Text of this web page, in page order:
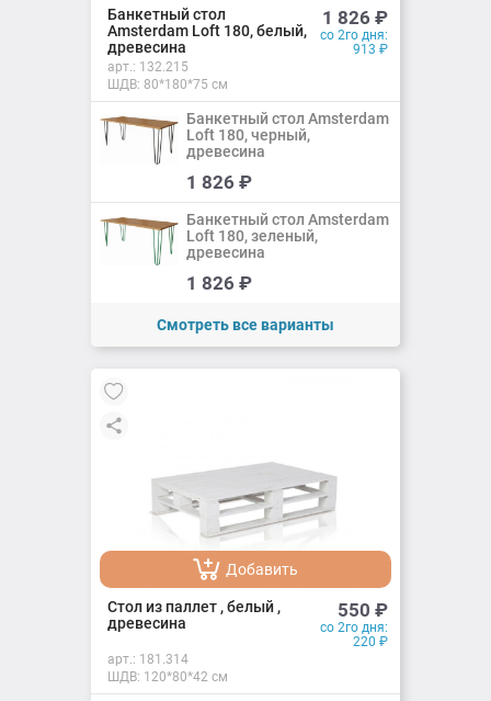
Добавлено
Банкетный стол
Amsterdam Loft 180, белый,
древесина
1 826 ₽
со 2го дня:
913 ₽
арт.: 132.215
ШДВ: 80*180*75 см
Добавить
Добавлено
Банкетный стол Amsterdam
Loft 180, черный,
древесина
1 826 ₽
Добавить
Банкетный стол Amsterdam
Loft 180, зеленый,
древесина
1 826 ₽
Смотреть все варианты
Добавить
Добавлено
Стол из паллет , белый ,
древесина
550 ₽
со 2го дня:
220 ₽
арт.: 181.314
ШДВ: 120*80*42 см